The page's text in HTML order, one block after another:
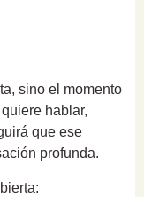
sino el momento
hablar,
que ese
profunda.